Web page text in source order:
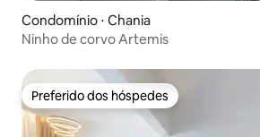
Condomínio ⋅ Chania
Ninho de corvo Artemis
Preferido dos hóspedes
Preferido dos hóspedes